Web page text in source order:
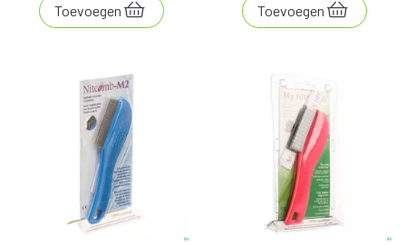
Toevoegen Toevoegen